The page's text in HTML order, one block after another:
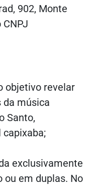
902, Monte
objetivo revelar
da música
Santo,
exclusivamente
ou em duplas. No